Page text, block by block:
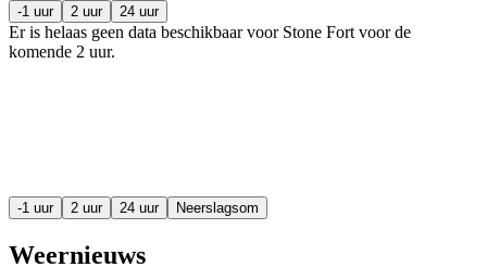
-1 uur 2 uur 24 uur
Er is helaas geen data beschikbaar voor Stone Fort voor de
komende 2 uur.
-1 uur 2 uur 24 uur Neerslagsom
Weernieuws